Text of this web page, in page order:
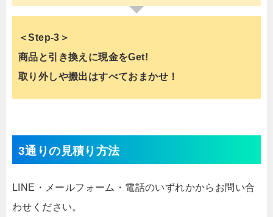
＜Step-3＞
商品と引き換えに現金をGet!
取り外しや搬出はすべておまかせ！
3通りの見積り方法
LINE・メールフォーム・電話のいずれかからお問い合
わせください。